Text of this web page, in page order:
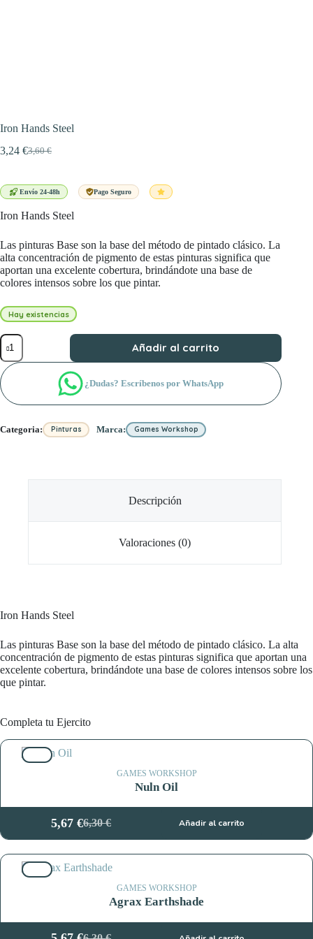
Iron Hands Steel
3,60€
El
era:
3,24 €El
es:
Envío 24-48h Pago Seguro
Iron Hands Steel
Las pinturas Base son la base del método de pintado clásico. La
alta concentración de pigmento de estas pinturas significa que
aportan una excelente cobertura, brindándote una base de
colores intensos sobre los que pintar.
Hay existencias
Iron
Hands
Steel
cantidad
Añadir al carrito
¿Dudas? Escríbenos por WhatsApp
Categoria: Pinturas Marca: Games Workshop
Descripción
Valoraciones (0)
Iron Hands Steel
Las pinturas Base son la base del método de pintado clásico. La alta
concentración de pigmento de estas pinturas significa que aportan una
excelente cobertura, brindándote una base de colores intensos sobre los
que pintar.
Completa tu Ejercito
GAMES WORKSHOP
Nuln Oil
6,30€
El
precio
original
era:
5,67 €El
precio
actual
es:
Añadir al carrito
GAMES WORKSHOP
Agrax Earthshade